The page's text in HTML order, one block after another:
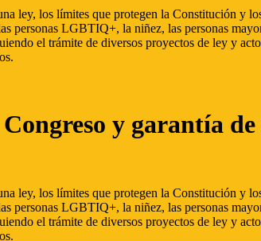
ley, los límites que protegen la Constitución y
personas LGBTIQ+, la niñez, las personas
el trámite de diversos proyectos de ley y
y garantía
ley, los límites que protegen la Constitución y
personas LGBTIQ+, la niñez, las personas
el trámite de diversos proyectos de ley y